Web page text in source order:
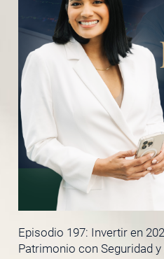
Episodio 197: Invertir en
Patrimonio con Seguridad